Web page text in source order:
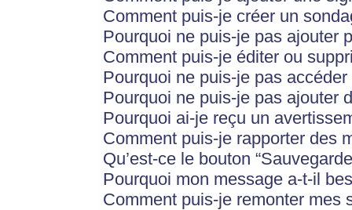
Comment puis-je créer un
Pourquoi ne puis-je pas ajouter
Comment puis-je éditer ou
Pourquoi ne puis-je pas
Pourquoi ne puis-je pas ajouter
Pourquoi ai-je reçu un
Comment puis-je rapporter des
Qu’est-ce le bouton
Pourquoi mon message a-t-il
Comment puis-je remonter mes